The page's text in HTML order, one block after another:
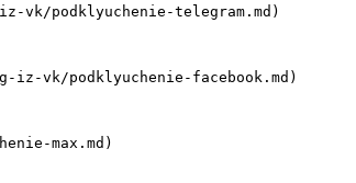
vk/podklyuchenie-telegram.md)
iz-vk/podklyuchenie-facebook.md)
max.md)